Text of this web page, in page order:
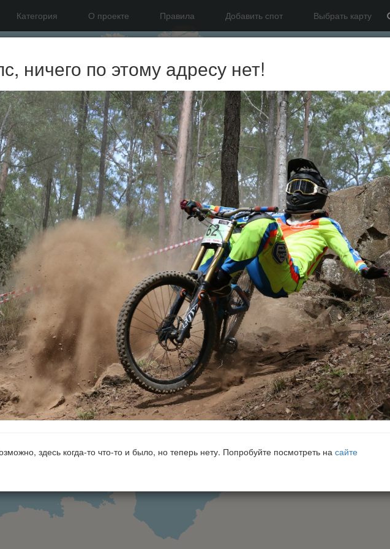
ничего по этому адресу нет!
здесь когда-то что-то и было, но теперь нету. Попробуйте посмотреть на сайте
Категория О проекте Правила Добавить спот Выбрать карту